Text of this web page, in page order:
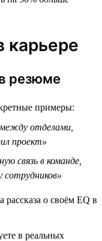
карьере
резюме
примеры:
отделами,
проект»
связь в команде,
сотрудников»
в реальных